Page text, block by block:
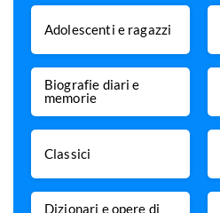
Adolescenti e ragazzi
Biografie diari e
memorie
Classici
Dizionari e opere di